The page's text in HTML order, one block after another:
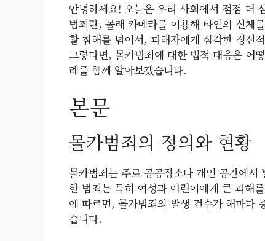
안녕하세요! 오늘은 우리 사회에서 점점 더
범죄란, 몰래 카메라를 이용해 타인의 신체
활 침해를 넘어서, 피해자에게 심각한 정신
그렇다면, 몰카범죄에 대한 법적 대응은 어
례를 함께 알아보겠습니다.
본문
몰카범죄의 정의와 현황
몰카범죄는 주로 공공장소나 개인 공간에
한 범죄는 특히 여성과 어린이에게 큰 피해
에 따르면, 몰카범죄의 발생 건수가 해마다
습니다.